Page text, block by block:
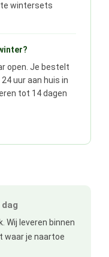
wintersets
open. Je bestelt
uur aan huis in
tot 14 dagen
Wij leveren binnen
waar je naartoe